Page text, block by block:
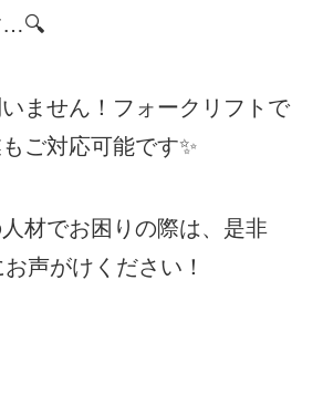
…🔍
ません！フォークリフトで
ご対応可能です✨
材でお困りの際は、是非
声がけください！